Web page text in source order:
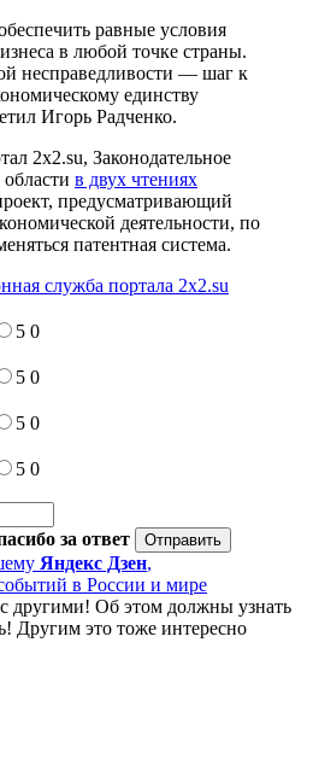
равные условия
в любой точке страны.
несправедливости — шаг к
единству
Игорь Радченко.
2х2.su, Законодательное
в двух чтениях
предусматривающий
деятельности, по
патентная система.
служба портала 2x2.su
5 0
5 0
5 0
5 0
за ответ
Яндекс Дзен,
в России и мире
другими! Об этом должны узнать
Другим это тоже интересно